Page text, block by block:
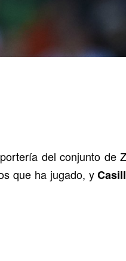
del conjunto de
que ha jugado, y